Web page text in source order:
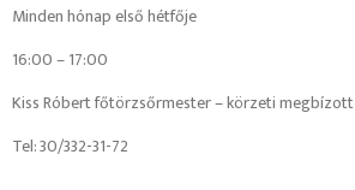
Minden hónap első hétfője
16:00 – 17:00
Kiss Róbert főtörzsőrmester – körzeti megbízott
Tel: 30/332-31-72